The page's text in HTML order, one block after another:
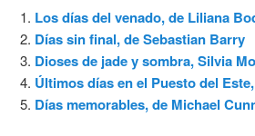
Los días del venado, de Liliana
Días sin final, de Sebastian Barry
Dioses de jade y sombra, Silvia
Últimos días en el Puesto del
Días memorables, de Michael